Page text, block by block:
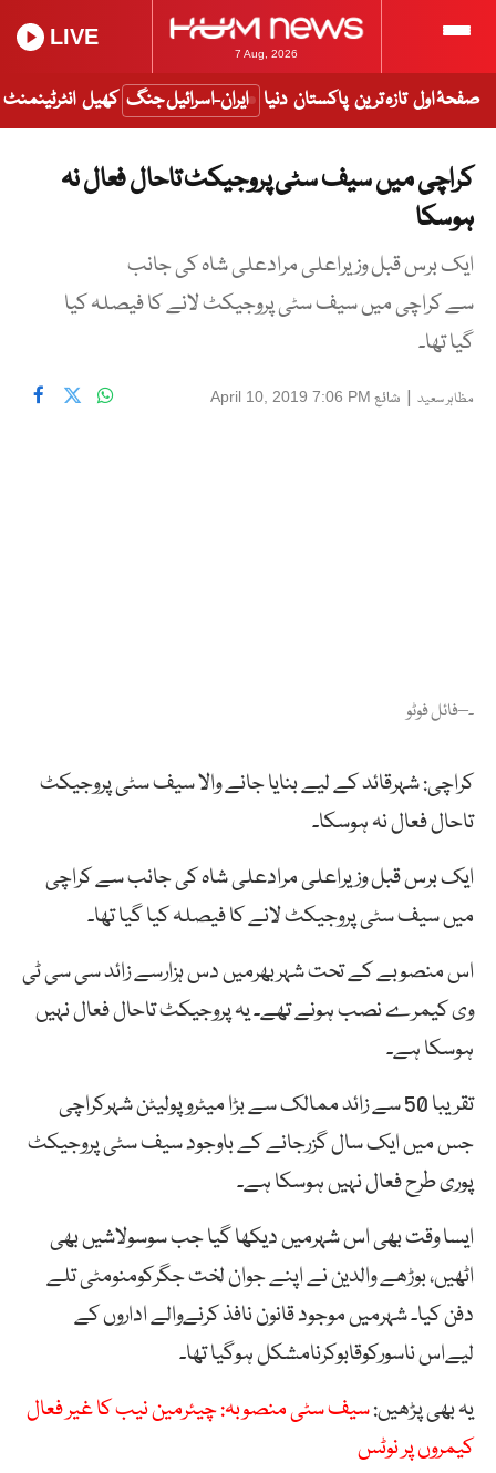
7 Aug, 2026
LIVE
صفحۂ اول تازہ ترین پاکستان دنیا ایران-اسرائیل جنگ کھیل انٹرٹینمنٹ
کراچی میں سیف سٹی پروجیکٹ تاحال فعال نہ
ہوسکا
ایک برس قبل وزیراعلی مرادعلی شاہ کی جانب
سے کراچی میں سیف سٹی پروجیکٹ لانے کا فیصلہ کیا
گیا تھا۔
مظاہر سعید | شائع April 10, 2019 7:06 PM
۔–فائل فوٹو
کراچی: شہرقائد کے لیے بنایا جانے والا سیف سٹی پروجیکٹ
تاحال فعال نہ ہوسکا۔
ایک برس قبل وزیراعلی مرادعلی شاہ کی جانب سے کراچی
میں سیف سٹی پروجیکٹ لانے کا فیصلہ کیا گیا تھا۔
اس منصوبے کے تحت شہربھرمیں دس ہزارسے زائد سی سی ٹی
وی کیمرے نصب ہونے تھے۔ یہ پروجیکٹ تاحال فعال نہیں
ہوسکا ہے۔
تقریبا 50 سے زائد ممالک سے بڑا میٹروپولیٹن شہرکراچی
جس میں ایک سال گزرجانے کے باوجود سیف سٹی پروجیکٹ
پوری طرح فعال نہیں ہوسکا ہے۔
ایسا وقت بھی اس شہرمیں دیکھا گیا جب سوسولاشیں بھی
اٹھیں، بوڑھے والدین نے اپنے جوان لخت جگرکومنومٹی تلے
دفن کیا۔ شہرمیں موجود قانون نافذ کرنےوالے اداروں کے
لیےاس ناسورکوقابوکرنامشکل ہوگیا تھا۔
یہ بھی پڑھیں:سیف سٹی منصوبہ: چیئرمین نیب کا غیر فعال
کیمروں پر نوٹس